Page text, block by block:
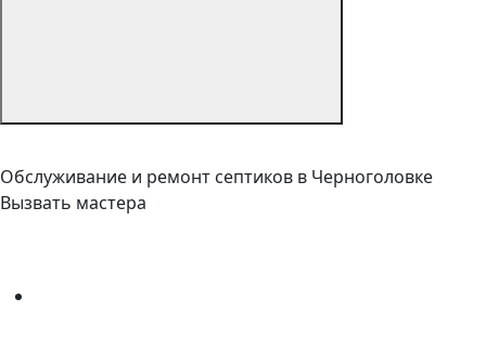
Обслуживание и ремонт септиков в Черноголовке
Вызвать мастера